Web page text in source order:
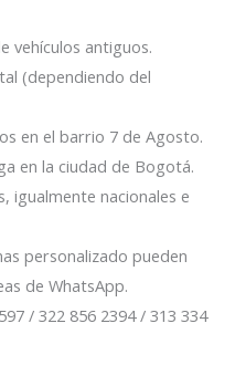
vehículos antiguos.
(dependiendo del
en el barrio 7 de Agosto.
en la ciudad de Bogotá.
igualmente nacionales e
personalizado pueden
de WhatsApp.
/ 322 856 2394 / 313 334